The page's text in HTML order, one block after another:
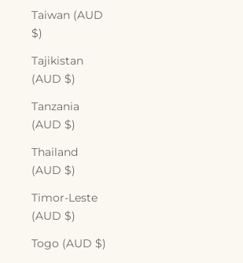
Taiwan (AUD
$)
Tajikistan
(AUD $)
Tanzania
(AUD $)
Thailand
(AUD $)
Timor-Leste
(AUD $)
Togo (AUD $)